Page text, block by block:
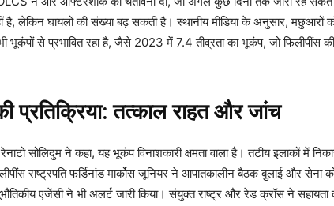
है, लेकिन घायलों की संख्या बढ़ सकती है। स्थानीय मीडिया के अनुसार,
भूकंपों से प्रभावित रहा है, जैसे 2023 में 7.4 तीव्रता का भूकंप, जो फिलीपींस
प्रतिक्रिया: तत्काल राहत और जांच
सोलिदुम ने कहा, यह भूकंप विनाशकारी क्षमता वाला है। तटीय इलाकों में
राष्ट्रपति फर्डिनांड मार्कोस जूनियर ने आपातकालीन बैठक बुलाई और सेना
एजेंसी ने भी अलर्ट जारी किया। संयुक्त राष्ट्र और रेड क्रॉस ने